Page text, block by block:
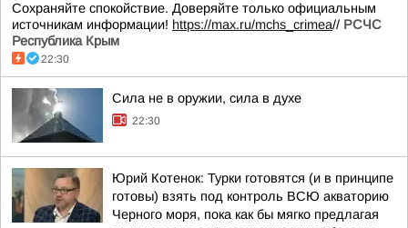
Сохраняйте спокойствие. Доверяйте только официальным
источникам информации! https://max.ru/mchs_crimea// РСЧС
Республика Крым
22:30
Сила не в оружии, сила в духе
22:30
Юрий Котенок: Турки готовятся (и в принципе
готовы) взять под контроль ВСЮ акваторию
Черного моря, пока как бы мягко предлагая